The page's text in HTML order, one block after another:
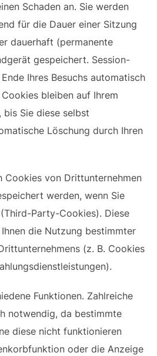
Schaden an. Sie werden
für die Dauer einer Sitzung
dauerhaft (permanente
gespeichert. Session-
Ihres Besuchs automatisch
bleiben auf Ihrem
Sie diese selbst
Löschung durch Ihren
Cookies von Drittunternehmen
werden, wenn Sie
Party-Cookies). Diese
die Nutzung bestimmter
(z. B. Cookies
Funktionen. Zahlreiche
notwendig, da bestimmte
diese nicht funktionieren
oder die Anzeige